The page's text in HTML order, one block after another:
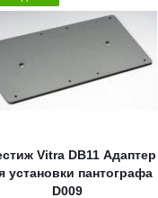
Vitra DB11 Адаптер
установки пантографа
D009